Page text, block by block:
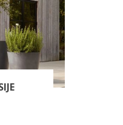
Vaze
Ukrasi
Stolovi
Ostalo